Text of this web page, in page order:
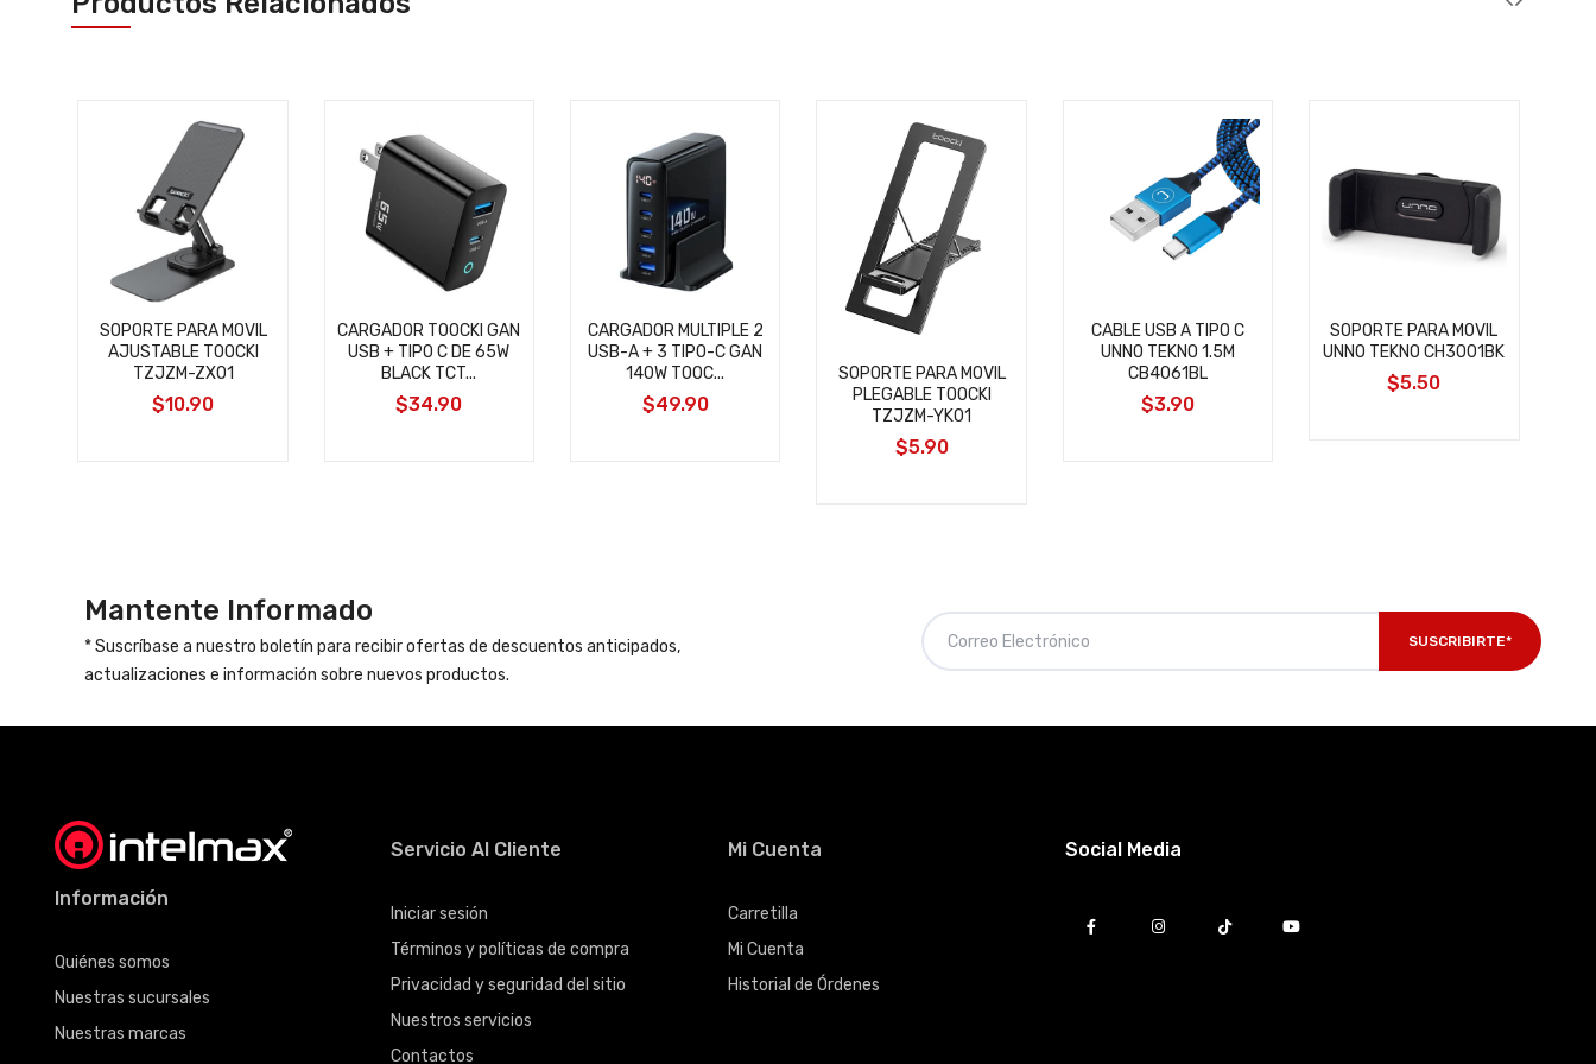
SOPORTE PARA MOVIL
AJUSTABLE TOOCKI
TZJZM-ZX01
$10.90
CARGADOR TOOCKI GAN
USB + TIPO C DE 65W
BLACK TCT...
$34.90
CARGADOR MULTIPLE 2
USB-A + 3 TIPO-C GAN
140W TOOC...
$49.90
SOPORTE PARA MOVIL
PLEGABLE TOOCKI
TZJZM-YK01
$5.90
CABLE USB A TIPO C
UNNO TEKNO 1.5M
CB4061BL
$3.90
SOPORTE PARA MOVIL
UNNO TEKNO CH3001BK
$5.50
Mantente Informado
* Suscríbase a nuestro boletín para recibir ofertas de descuentos anticipados,
actualizaciones e información sobre nuevos productos.
SUSCRIBIRTE*
Información
Quiénes somos
Nuestras sucursales
Nuestras marcas
Servicio Al Cliente
Iniciar sesión
Términos y políticas de compra
Privacidad y seguridad del sitio
Nuestros servicios
Contactos
Mi Cuenta
Carretilla
Mi Cuenta
Historial de Órdenes
Social Media